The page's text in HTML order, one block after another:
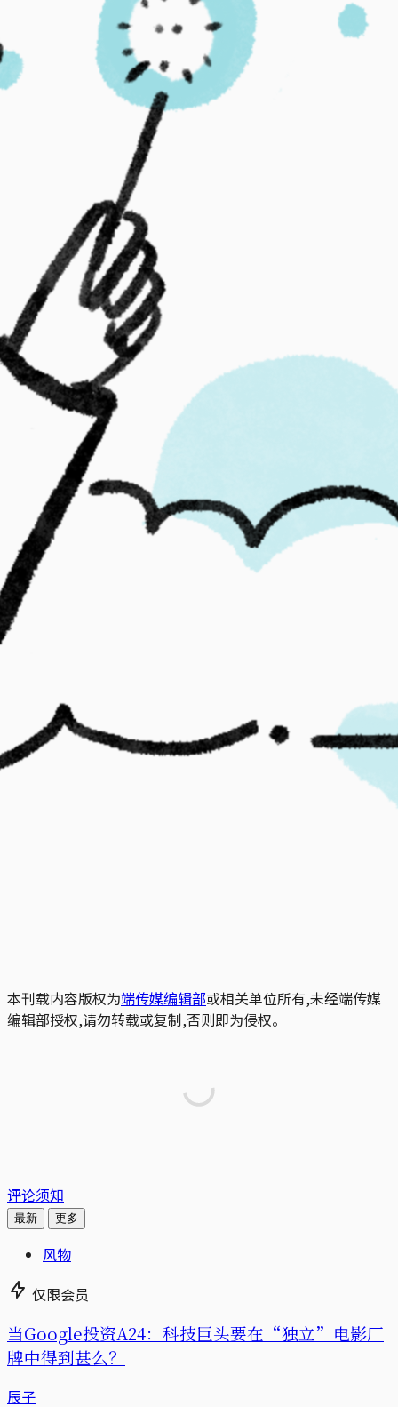
本刊载内容版权为端传媒编辑部或相关单位所有,未经端传媒
编辑部授权,请勿转载或复制,否则即为侵权。
评论须知
最新 更多
风物
仅限会员
当Google投资A24：科技巨头要在“独立”电影厂
牌中得到甚么？
辰子